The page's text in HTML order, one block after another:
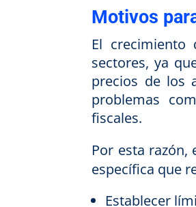
Motivos
El crecimiento
sectores, ya
precios de los
problemas
fiscales.
Por esta razón,
específica que
Establecer